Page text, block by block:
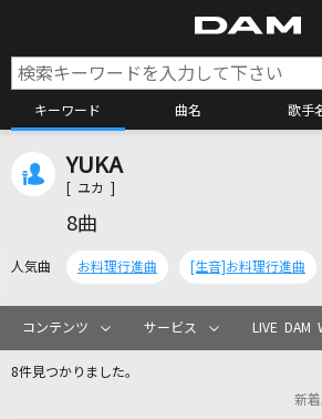
キーワード 曲名 歌手
カラオケリクエス
YUKA
[ ユカ ]
8曲
人気曲 お料理行進曲 [生音]お料理行進曲
コンテンツ サービス LIVE DAM
8件見つかりました。
新